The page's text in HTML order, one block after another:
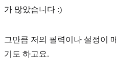
가 많았습니다 :)
그만큼 저의 필력이나 설정이
기도 하고요.